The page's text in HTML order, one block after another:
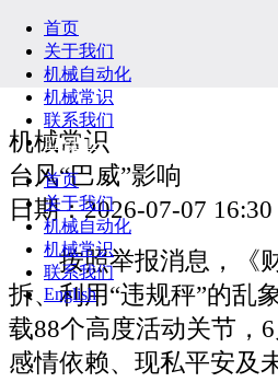
首页
关于我们
机械自动化
机械常识
联系我们
English
首页
关于我们
机械自动化
机械常识
联系我们
English
机械常识
台风“巴威”影响
日期：2026-07-07 16:30
按照举报消息，《财
拆、利用“违规秤”的乱
载88个高度活动关节，
感情依赖、现私平安及